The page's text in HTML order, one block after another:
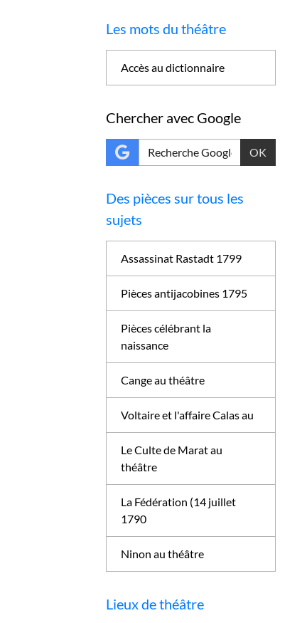
Les mots du théâtre
Accès au dictionnaire
Chercher avec Google
OK
Des pièces sur tous les
sujets
Assassinat Rastadt 1799
Pièces antijacobines 1795
Pièces célébrant la
naissance
Cange au théâtre
Voltaire et l'affaire Calas au
Le Culte de Marat au
théâtre
La Fédération (14 juillet
1790
Ninon au théâtre
Lieux de théâtre